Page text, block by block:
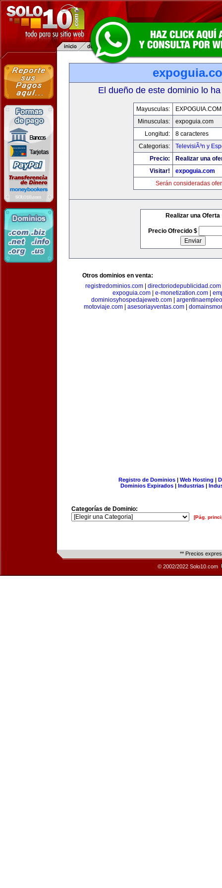
El dueño de este dominio lo
Mayusculas:
EXPOGUIA.COM
Minusculas:
expoguia.com
Longitud:
8 caracteres
Categorias:
TelevisiÃ³n y
Precio:
Realizar una
Visitar!
expoguia.com
Serán consideradas
Realizar una Oferta
Precio Ofrecido $
Otros dominios en venta:
registredominios.com| directoriodepublicidad.com
expoguia.com| e-monetization.com|
dominiosyhospedajeweb.com
motoviaje.com
asesoriayventas.com
Registro de Dominios| Web Hosting |
Dominios Expirados | Industrias |
Categorías de Dominio:
[Pág.
** Precios
© 2002/2022 Solo10.com